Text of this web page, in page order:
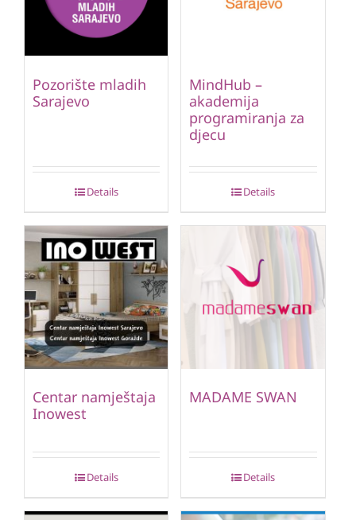
Pozorište mladih
Sarajevo
Details
MindHub –
akademija
programiranja za
djecu
Details
Centar namještaja
Inowest
Details
MADAME SWAN
Details